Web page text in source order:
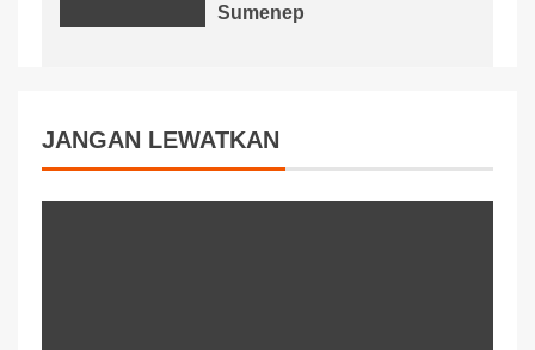
Sumenep
JANGAN LEWATKAN